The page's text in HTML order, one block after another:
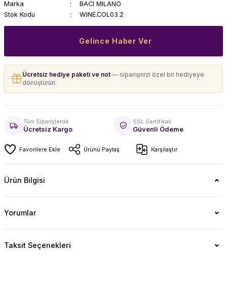
Marka
BACI MILANO
Stok Kodu
WINE.COL03.2
Gelince Haber Ver
Ücretsiz hediye paketi ve not — siparişinizi özel bir hediyeye
dönüştürün.
Tüm Siparişlerde
Ücretsiz Kargo
SSL Sertifikalı
Güvenli Ödeme
Ürünü Paylaş Karşılaştır
Ürün Bilgisi
Yorumlar
Taksit Seçenekleri